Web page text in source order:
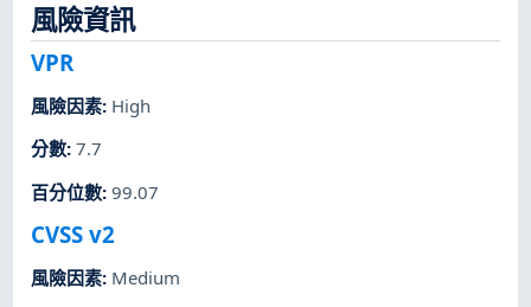
風險資訊
VPR
風險因素: High
分數:7.7
百分位數:99.07
CVSS v2
風險因素: Medium